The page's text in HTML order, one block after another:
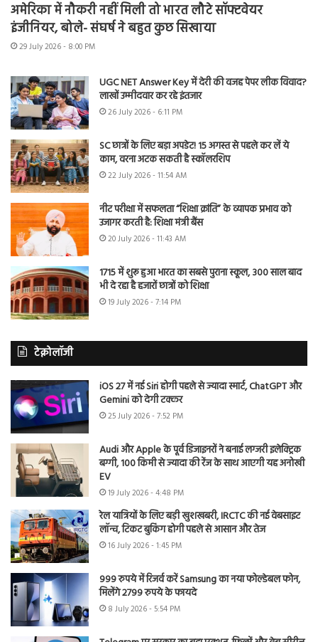
अमेरिका में नौकरी नहीं मिली तो भारत लौटे सॉफ्टवेयर
इंजीनियर, बोले- संघर्ष ने बहुत कुछ सिखाया
29 July 2026 - 8:00 PM
UGC NET Answer Key में देरी की वजह पेपर लीक विवाद?
लाखों उम्मीदवार कर रहे इंतजार
26 July 2026 - 6:11 PM
SC छात्रों के लिए बड़ा अपडेट! 15 अगस्त से पहले कर लें ये
काम, वरना अटक सकती है स्कॉलरशिप
22 July 2026 - 11:54 AM
नीट परीक्षा में सफलता “शिक्षा क्रांति” के व्यापक प्रभाव को
उजागर करती है: शिक्षा मंत्री बैंस
20 July 2026 - 11:43 AM
1715 में शुरू हुआ भारत का सबसे पुराना स्कूल, 300 साल बाद
भी दे रहा है हजारों छात्रों को शिक्षा
19 July 2026 - 7:14 PM
टेक्नोलॉजी
iOS 27 में नई Siri होगी पहले से ज्यादा स्मार्ट, ChatGPT और
Gemini को देगी टक्कर
25 July 2026 - 7:52 PM
Audi और Apple के पूर्व डिजाइनरों ने बनाई लग्जरी इलेक्ट्रिक
बग्गी, 100 किमी से ज्यादा की रेंज के साथ आएगी यह अनोखी
EV
19 July 2026 - 4:48 PM
रेल यात्रियों के लिए बड़ी खुशखबरी, IRCTC की नई वेबसाइट
लॉन्च, टिकट बुकिंग होगी पहले से आसान और तेज
16 July 2026 - 1:45 PM
999 रुपये में रिजर्व करें Samsung का नया फोल्डेबल फोन,
मिलेंगे 2799 रुपये के फायदे
8 July 2026 - 5:54 PM